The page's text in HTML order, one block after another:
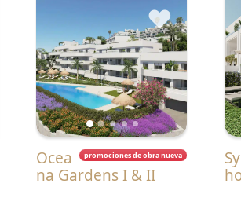
♥
promociones de obra nueva
Ocea
na Gardens I & II
Symp